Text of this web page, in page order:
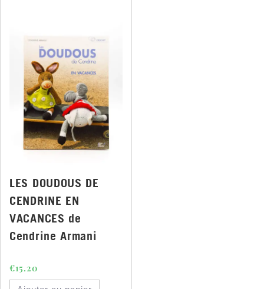
LES DOUDOUS DE
CENDRINE EN
VACANCES de
Cendrine Armani
€15.20